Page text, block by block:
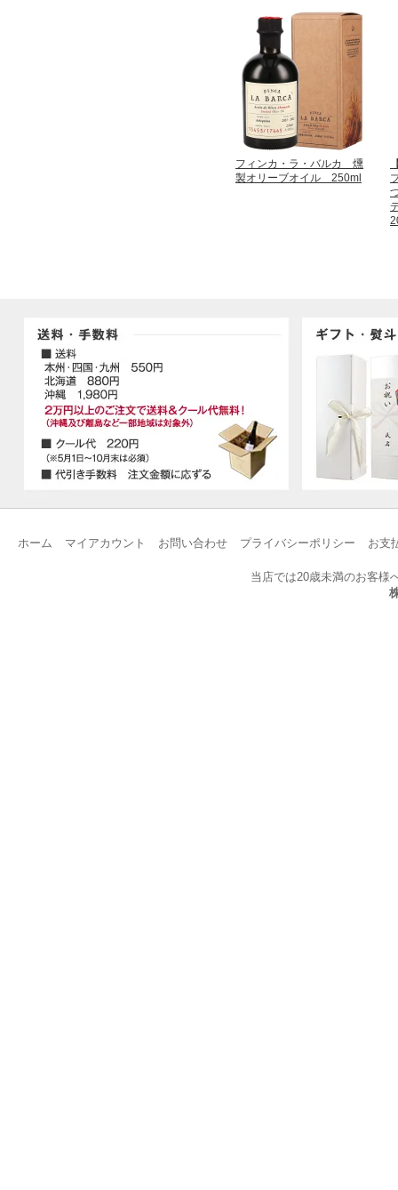
フィンカ・ラ・バルカ 燻
製オリーブオイル 250ml
ホーム マイアカウント お問い合わせ プライバシーポリシー お支
当店では20歳未満のお客様